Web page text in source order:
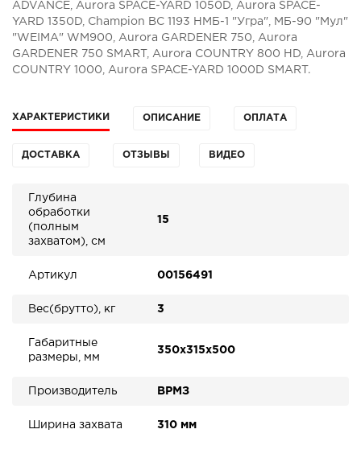
ADVANCE, Aurora SPACE-YARD 1050D, Aurora SPACE-
YARD 1350D, Champion BC 1193 НМБ-1 "Угра", МБ-90 "Мул"
"WEIMA" WM900, Aurora GARDENER 750, Aurora
GARDENER 750 SMART, Aurora COUNTRY 800 HD, Aurora
COUNTRY 1000, Aurora SPACE-YARD 1000D SMART.
ХАРАКТЕРИСТИКИ ОПИСАНИЕ ОПЛАТА
ДОСТАВКА ОТЗЫВЫ ВИДЕО
Глубина
обработки
(полным
захватом), см
15
Артикул 00156491
Вес(брутто), кг 3
Габаритные
размеры, мм
350х315х500
Производитель ВРМЗ
Ширина захвата 310 мм